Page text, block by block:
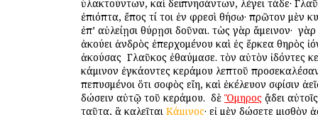
ὑλακτούντων, καὶ δειπνησάντων, λέγει τάδε·
ἐπιόπτα, ἔπος τί τοι ἐν φρεσὶ θήσω· πρῶτον μὲν
ἐπ’ αὐλείῃσι θύρῃσι δοῦναι. τὼς γὰρ ἄμεινον· ὁ
ἀκούει ἀνδρὸς ἐπερχομένου καὶ ἐς ἕρκεα θηρὸς
ἀκούσας ὁ Γλαῦκος ἐθαύμασε. τὸν αὐτὸν ἰδόντες
κάμινον ἐγκάοντες κεράμου λεπτοῦ
πεπυσμένοι ὅτι σοφὸς εἴη, καὶ ἐκέλευον σφίσιν
δώσειν αὐτῷ τοῦ κεράμου. ὁ δὲ Ὅμηρος ᾄδει
ταῦτα, ἃ καλεῖται Κάμινος· εἰ μὲν δώσετε μισθὸν